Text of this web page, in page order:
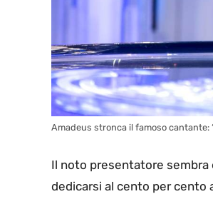
Amadeus stronca il famoso cantante:
Il noto presentatore sembra
dedicarsi al cento per cento